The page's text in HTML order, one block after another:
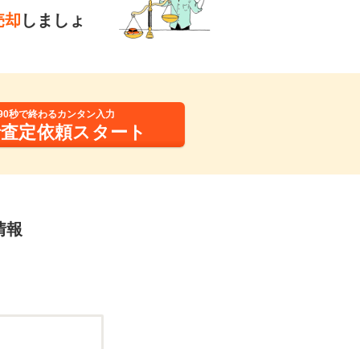
却 しましょ
秒で終わるカンタン入力
定依頼スタート
報